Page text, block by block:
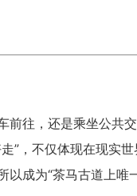
前往，还是乘坐公共
”，不仅体现在现实世
以成为“茶马古道上唯